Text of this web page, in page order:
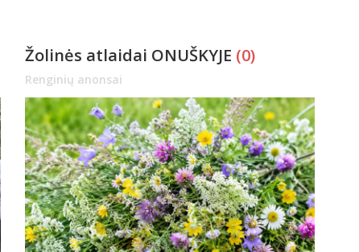
Žolinės atlaidai ONUŠKYJE (0)
Renginių anonsai